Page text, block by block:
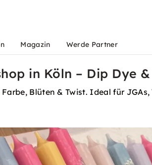
Magazin Werde Partner
in Köln – Dip Dye
Blüten & Twist. Ideal für